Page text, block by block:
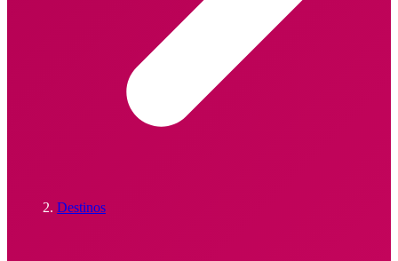
Destinos